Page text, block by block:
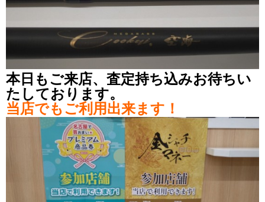
本日もご来店、査定持ち込みお待ちい
たしております。
当店でもご利用出来ます！